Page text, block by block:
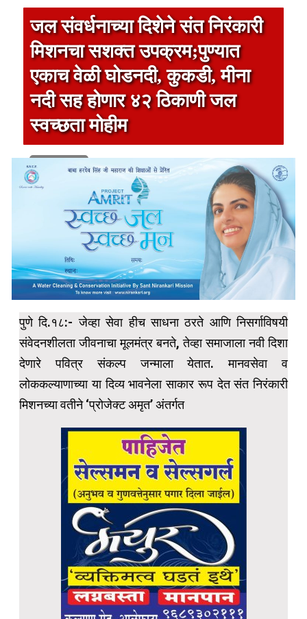
जल संवर्धनाच्या दिशेने संत निरंकारी
मिशनचा सशक्त उपक्रम;पुण्यात
एकाच वेळी घोडनदी, कुकडी, मीना
नदी सह होणार ४२ ठिकाणी जल
स्वच्छता मोहीम
1 min read
पुणे दि.१८:- जेव्हा सेवा हीच साधना ठरते आणि निसर्गाविषयी
संवेदनशीलता जीवनाचा मूलमंत्र बनते, तेव्हा समाजाला नवी दिशा
देणारे पवित्र संकल्प जन्माला येतात. मानवसेवा व
लोककल्याणाच्या या दिव्य भावनेला साकार रूप देत संत निरंकारी
मिशनच्या वतीने ‘प्रोजेक्ट अमृत’ अंतर्गत